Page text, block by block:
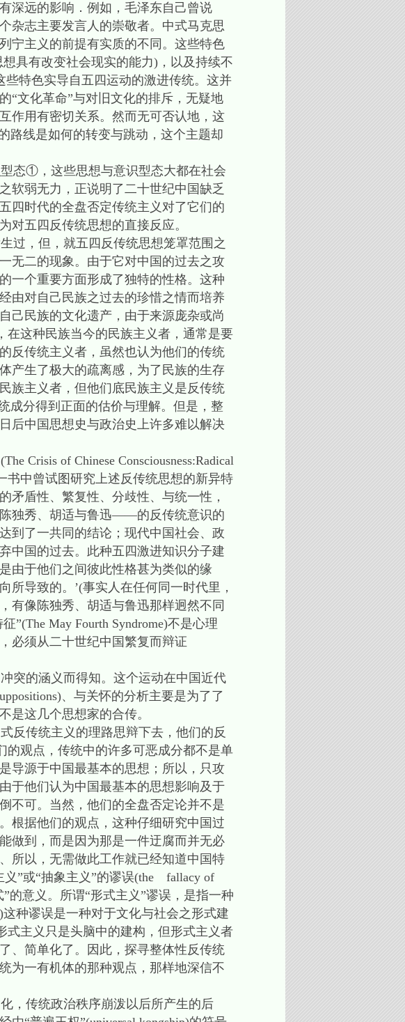
深远的影响．例如，毛泽东自己曾说
杂志主要发言人的崇敬者。中式马克思
宁主义的前提有实质的不同。这些特色
具有改变社会现实的能力)，以及持续不
特色实导自五四运动的激进传统。这并
“文化革命”与对旧文化的排斥，无疑地
作用有密切关系。然而无可否认地，这
路线是如何的转变与跳动，这个主题却
态①，这些思想与意识型态大都在社会
软弱无力，正说明了二十世纪中国缺乏
四时代的全盘否定传统主义对了它们的
五四反传统思想的直接反应。
过，但，就五四反传统思想笼罩范围之
无二的现象。由于它对中国的过去之攻
一个重要方面形成了独特的性格。这种
由对自己民族之过去的珍惜之情而培养
己民族的文化遗产，由于来源庞杂或尚
这种民族当今的民族主义者，通常是要
反传统主义者，虽然也认为他们的传统
产生了极大的疏离感，为了民族的生存
族主义者，但他们底民族主义是反传统
成分得到正面的估价与理解。但是，整
后中国思想史与政治史上许多难以解决
Crisis of Chinese Consciousness:Radical
书中曾试图研究上述反传统思想的新异特
矛盾性、繁复性、分歧性、与统一性，
独秀、胡适与鲁迅——的反传统意识的
到了一共同的结论；现代中国社会、政
中国的过去。此种五四激进知识分子建
由于他们之间彼此性格甚为类似的缘
导致的。’(事实人在任何同一时代里，
有像陈独秀、胡适与鲁迅那样迥然不同
”(The May Fourth Syndrome)不是心理
必须从二十世纪中国繁复而辩证
突的涵义而得知。这个运动在中国近代
、与关怀的分析主要是为了了
是这几个思想家的合传。
反传统主义的理路思辩下去，他们的反
观点，传统中的许多可恶成分都不是单
导源于中国最基本的思想；所以，只攻
于他们认为中国最基本的思想影响及于
不可。当然，他们的全盘否定论并不是
根据他们的观点，这种仔细研究中国过
做到，而是因为那是一件迂腐而并无必
所以，无需做此工作就已经知道中国特
”或“抽象主义”的谬误(the fallacy of
”的意义。所谓“形式主义”谬误，是指一种
种谬误是一种对于文化与社会之形式建
主义只是头脑中的建构，但形式主义者
、简单化了。因此，探寻整体性反传统
为一有机体的那种观点，那样地深信不
传统政治秩序崩泼以后所产生的后